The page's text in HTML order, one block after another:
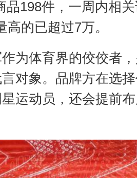
品198件，一周内相
高的已超过7万。
体育界的佼佼者，
对象。品牌方在选
运动员，还会提前